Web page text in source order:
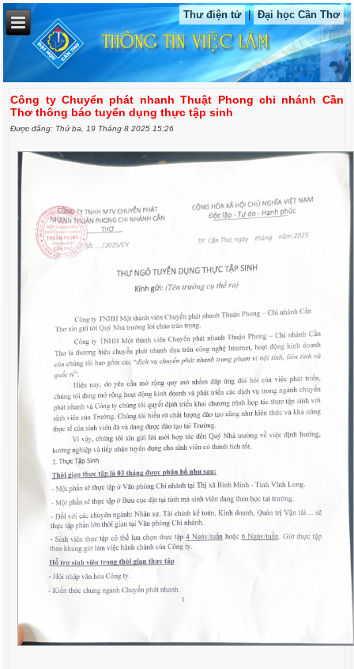
Thư điện tử | Đại học Cần Thơ
Công ty Chuyển phát nhanh Thuật Phong chi nhánh Cần
Thơ thông báo tuyển dụng thực tập sinh
Được đăng: Thứ ba, 19 Tháng 8 2025 15:26